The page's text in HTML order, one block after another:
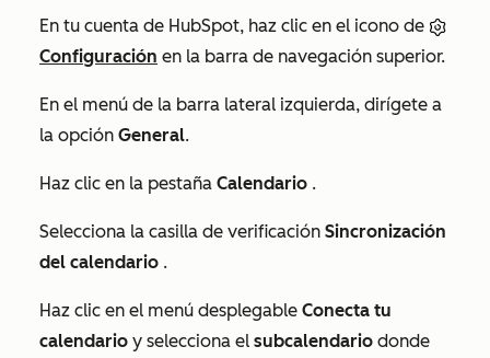
En tu cuenta de HubSpot, haz clic en el icono de
Configuración en la barra de navegación superior.
En el menú de la barra lateral izquierda, dirígete a
la opción General.
Haz clic en la pestaña Calendario .
Selecciona la casilla de verificación Sincronización
del calendario .
Haz clic en el menú desplegable Conecta tu
calendario y selecciona el subcalendario donde